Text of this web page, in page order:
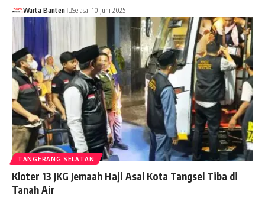
Warta Banten Selasa, 10 Juni 2025
TANGERANG SELATAN
Kloter 13 JKG Jemaah Haji Asal Kota Tangsel Tiba di
Tanah Air